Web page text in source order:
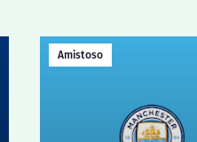
Amistoso